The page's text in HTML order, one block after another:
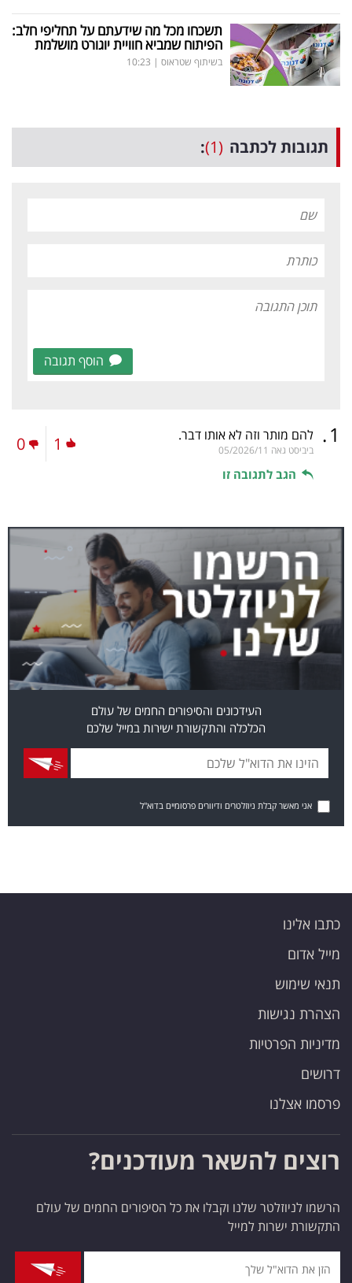
תשכחו מכל מה שידעתם על תחליפי חלב:
הפיתוח שמביא חוויית יוגורט מושלמת
בשיתוף שטראוס |
10:23
תגובות לכתבה (1)
:
הוסף תגובה
1
. להם מותר וזה לא אותו דבר.
ביביסט גאה 05/2026/11
הגב לתגובה זו
1
0
העידכונים והסיפורים החמים של עולם
הכלכלה והתקשורת ישירות במייל שלכם
אני מאשר קבלת ניוזלטרים ודיוורים פרסומיים בדוא"ל
כתבו אלינו
מייל אדום
תנאי שימוש
הצהרת נגישות
מדיניות הפרטיות
דרושים
פרסמו אצלנו
רוצים להשאר מעודכנים?
הרשמו לניוזלטר שלנו וקבלו את כל הסיפורים החמים של עולם
התקשורת ישרות למייל